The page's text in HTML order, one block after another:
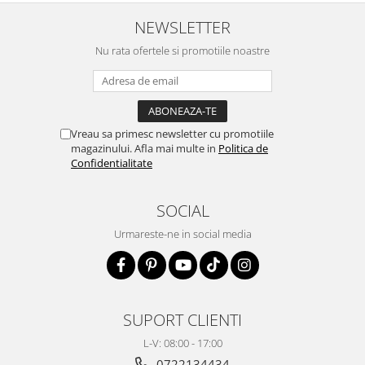
funcționalitatea completă a telefonului
tău, fără compromisuri.
🔨Durabilitate:Fabricată din materiale
de calitate superioară, husa MagChange
este concepută să reziste în timp,
zilnice. Laterale Soft Grip TPU si Spate
Hard PC, Slim, Margini Ridicate pentru
Protectia Ecranului si a Camerelor
NEWSLETTER
Nu rata ofertele si promotiile noastre
Vreau sa primesc newsletter cu promotiile
magazinului. Afla mai multe in Politica de
Confidentialitate
SOCIAL
Urmareste-ne in social media
SUPORT CLIENTI
L-V: 08:00 - 17:00